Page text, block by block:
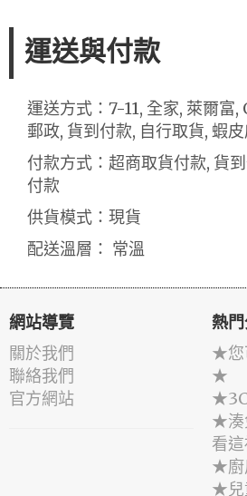
運送與付款
運送方式：7-11, 全家, 萊爾富,
郵政, 貨到付款, 自行取貨, 蝦
付款方式：超商取貨付款, 貨
付款
供貨模式：現貨
配送溫層： 常溫
網站導覽
關於我們
聯絡我們
官方網站
熱
★您
★
★湊
看
★廚
★兒